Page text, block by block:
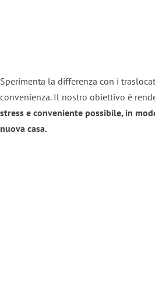
Sperimenta la differenza con i
convenienza. Il nostro obiettivo è
stress e conveniente possibile, in
nuova casa.